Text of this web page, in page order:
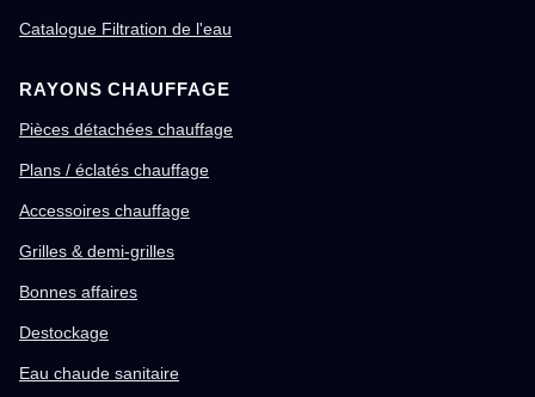
Catalogue Filtration de l'eau
RAYONS CHAUFFAGE
Pièces détachées chauffage
Plans / éclatés chauffage
Accessoires chauffage
Grilles & demi-grilles
Bonnes affaires
Destockage
Eau chaude sanitaire